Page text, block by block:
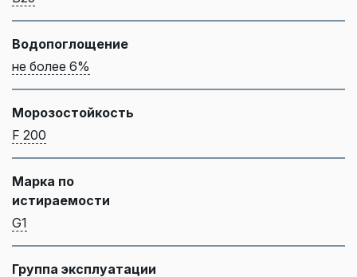
Водопоглощение
не более 6%
Морозостойкость
F 200
Марка по
истираемости
G1
Группа эксплуатации